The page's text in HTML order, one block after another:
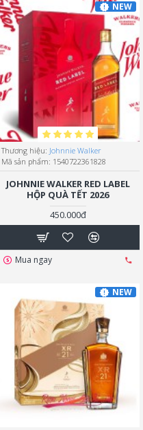
NEW
Thương hiệu: Johnnie Walker
Mã sản phẩm: 1540722361828
JOHNNIE WALKER RED LABEL
HỘP QUÀ TẾT 2026
450.000đ
Mua ngay
NEW